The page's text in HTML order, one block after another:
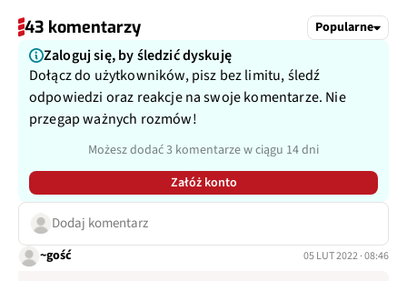
43 komentarzy Popularne
Zaloguj się, by śledzić dyskuję
Dołącz do użytkowników, pisz bez limitu, śledź
odpowiedzi oraz reakcje na swoje komentarze. Nie
przegap ważnych rozmów!
Możesz dodać 3 komentarze w ciągu 14 dni
Załóż konto
Dodaj komentarz
~gość 05 LUT 2022 · 08:46